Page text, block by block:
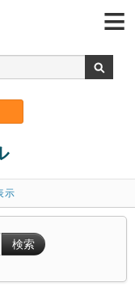
示
検索